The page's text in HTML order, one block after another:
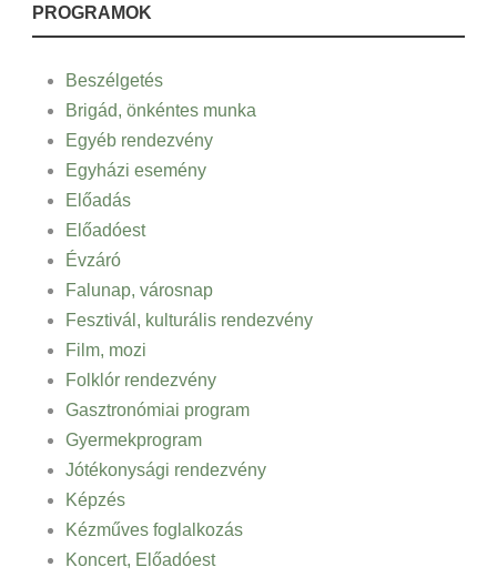
PROGRAMOK
Beszélgetés
Brigád, önkéntes munka
Egyéb rendezvény
Egyházi esemény
Előadás
Előadóest
Évzáró
Falunap, városnap
Fesztivál, kulturális rendezvény
Film, mozi
Folklór rendezvény
Gasztronómiai program
Gyermekprogram
Jótékonysági rendezvény
Képzés
Kézműves foglalkozás
Koncert, Előadóest